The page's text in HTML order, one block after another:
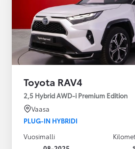
Toyota RAV4
2,5 Hybrid AWD-i Premium Edition
Vaasa
PLUG-IN HYBRIDI
Vuosimalli